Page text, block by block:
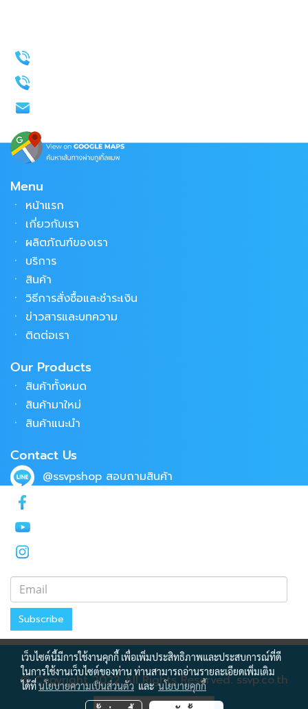
Menu
ㆍ หน้าแรก
ㆍ เกี่ยวกับเรา
ㆍ ผลิตภัณฑ์ของเรา
ㆍ บริการ
ㆍ สินค้า
ㆍ วิธีการสั่งซื้อและชำระเงิน
ㆍ ข่าวสารและบทความ
ㆍ ติดต่อเรา
Our Products
ㆍ สินค้าทั้งหมด
ㆍ สินค้ามาใหม่
ㆍ สินค้าแนะนำ
Contact Us
@ssvpshop สอบถามสินค้า
Subscribe
@ Copyright 2022 All Rights Reserved. ssvp.co.th
ผู้เข้าชมวันนี้
เว็บไซต์นี้มีการใช้งานคุกกี้ เพื่อเพิ่มประสิทธิภาพและประสบการณ์ที่ดี
ในการใช้งานเว็บไซต์ของท่าน ท่านสามารถอ่านรายละเอียดเพิ่มเติม
ได้ที่นโยบายความเป็นส่วนตัวและนโยบายคุกกี้